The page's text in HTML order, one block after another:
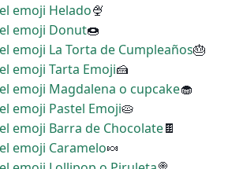
emoji Helado🍨
emoji Donut🍩
emoji La Torta de Cumpleaños🎂
emoji Tarta Emoji🍰
emoji Magdalena o cupcake🧁
emoji Pastel Emoji🥧
emoji Barra de Chocolate🍫
emoji Caramelo🍬